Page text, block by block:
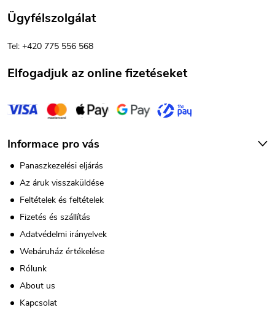
é
c
Ügyfélszolgálat
Tel: +420 775 556 568
Elfogadjuk az online fizetéseket
Informace pro vás
Panaszkezelési eljárás
Az áruk visszaküldése
Feltételek és feltételek
Fizetés és szállítás
Adatvédelmi irányelvek
Webáruház értékelése
Rólunk
About us
Kapcsolat